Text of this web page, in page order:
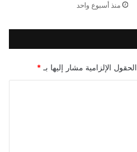
منذ أسبوع واحد
الحقول الإلزامية مشار إليها بـ *